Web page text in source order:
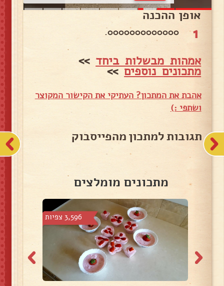
אופן ההכנה
1
0000000000000.
אמהות מבשלות ביחד >>
מתכונים נוספים>>
אהבת את המתכון? העתיקי את הקישור המקוצר
ושתפי :)
תגובות למתכון מהפייסבוק
מתכונים מומלצים
3,596 צפיות